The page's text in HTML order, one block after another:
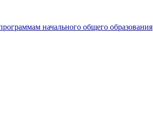
начального общего образования